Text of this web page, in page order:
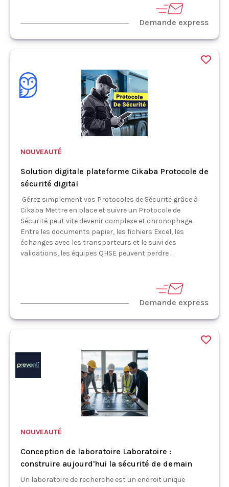
Demande express
NOUVEAUTÉ
Solution digitale plateforme Cikaba Protocole de
sécurité digital
Gérez simplement vos Protocoles de Sécurité grâce à
Cikaba Mettre en place et suivre un Protocole de
Sécurité peut vite devenir complexe et chronophage.
Entre les documents papier, les fichiers Excel, les
échanges avec les transporteurs et le suivi des
validations, les équipes QHSE peuvent perdre ...
Demande express
NOUVEAUTÉ
Conception de laboratoire Laboratoire :
construire aujourd'hui la sécurité de demain
Un laboratoire de recherche est un endroit unique